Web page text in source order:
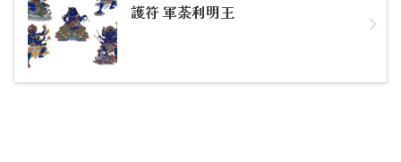
護符 軍荼利明王